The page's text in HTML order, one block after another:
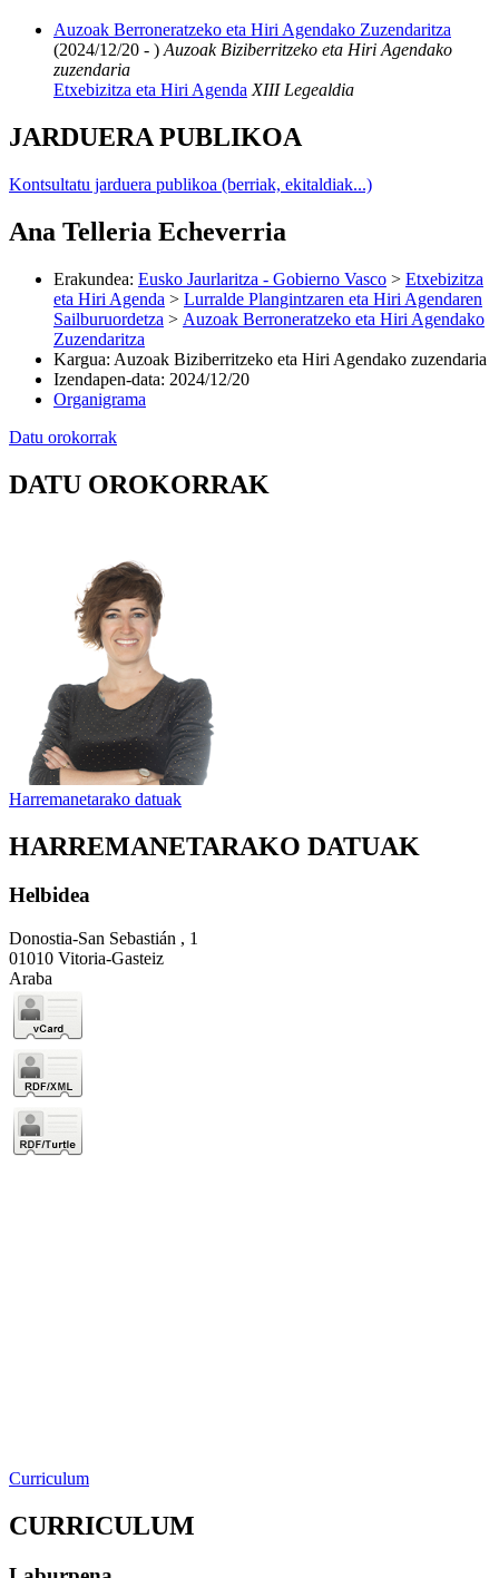
Auzoak Berroneratzeko eta Hiri Agendako Zuzendaritza
(2024/12/20 - ) Auzoak Biziberritzeko eta Hiri Agendako
zuzendaria
Etxebizitza eta Hiri Agenda XIII Legealdia
JARDUERA PUBLIKOA
Kontsultatu jarduera publikoa (berriak, ekitaldiak...)
Ana Telleria Echeverria
Erakundea: Eusko Jaurlaritza - Gobierno Vasco > Etxebizitza
eta Hiri Agenda > Lurralde Plangintzaren eta Hiri Agendaren
Sailburuordetza > Auzoak Berroneratzeko eta Hiri Agendako
Zuzendaritza
Kargua: Auzoak Biziberritzeko eta Hiri Agendako zuzendaria
Izendapen-data: 2024/12/20
Organigrama
Datu orokorrak
DATU OROKORRAK
Harremanetarako datuak
HARREMANETARAKO DATUAK
Helbidea
Donostia-San Sebastián , 1
01010 Vitoria-Gasteiz
Araba
Curriculum
CURRICULUM